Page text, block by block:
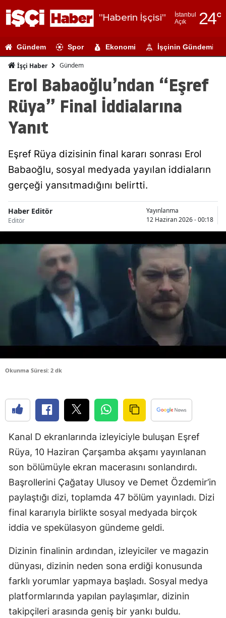
"Haberin İşçisi"
İstanbul
Açık
24°
Adıyaman
Ağrı
Antalya
Artvin
Balıkesir
Bingöl
Bitlis
Bolu
Çanakkale
Çorum
Denizli
Diyarbakır
Edirne
Elazığ
Eskişehir
Gaziantep
Giresun
Gündem Spor Ekonomi İşçinin Gündemi
İşçi Haber Gündem
Erol Babaoğlu’ndan “Eşref
Rüya” Final İddialarına
Yanıt
Eşref Rüya dizisinin final kararı sonrası Erol
Babaoğlu, sosyal medyada yayılan iddiaların
gerçeği yansıtmadığını belirtti.
Haber Editör
Editör
Yayınlanma
12 Haziran 2026 - 00:18
Okunma Süresi: 2 dk
Kanal D ekranlarında izleyiciyle buluşan Eşref
Rüya, 10 Haziran Çarşamba akşamı yayınlanan
son bölümüyle ekran macerasını sonlandırdı.
Başrollerini Çağatay Ulusoy ve Demet Özdemir’in
paylaştığı dizi, toplamda 47 bölüm yayınladı. Dizi
final kararıyla birlikte sosyal medyada birçok
iddia ve spekülasyon gündeme geldi.
Dizinin finalinin ardından, izleyiciler ve magazin
dünyası, dizinin neden sona erdiği konusunda
farklı yorumlar yapmaya başladı. Sosyal medya
platformlarında yapılan paylaşımlar, dizinin
takipçileri arasında geniş bir yankı buldu.